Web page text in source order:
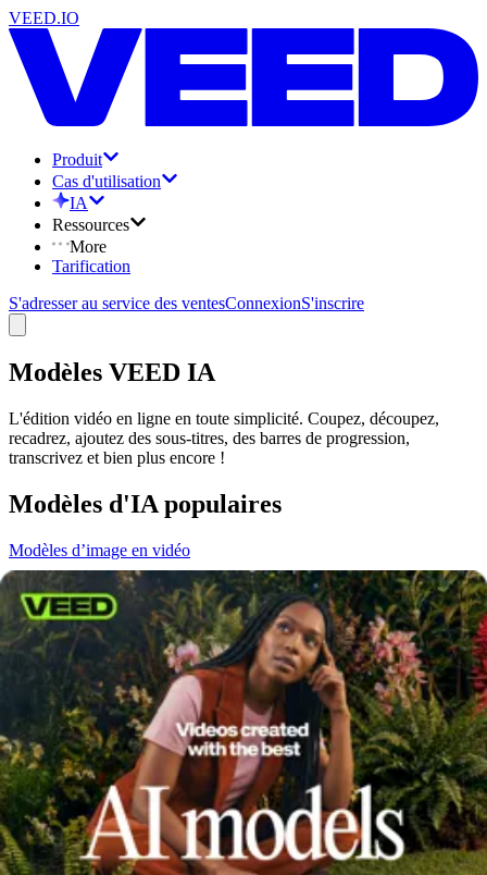
VEED.IO
Produit
Cas d'utilisation
IA
Ressources
More
Tarification
S'adresser au service des ventesConnexionS'inscrire
Modèles VEED IA
L'édition vidéo en ligne en toute simplicité. Coupez, découpez,
recadrez, ajoutez des sous-titres, des barres de progression,
transcrivez et bien plus encore !
Modèles d'IA populaires
Modèles d’image en vidéo
Modèles de texte à image
Modèles vidéo
Tous les modèles d'IA
Consultez tous les modèles d'IA ci-dessous pour en savoir plus.
Kling AI 1.6Kling IA Image à VidéoLTX Video
MiniMax Image à
Vidéo MiniMax Video 01 PixVerse v4.5Ray Seedance 1.0Seedance
Image à VidéoVeo 2Veo 2 Image to Video Veo 3
Veo 3 Image à
VidéoVeo 3 Rapide
VEED.IO